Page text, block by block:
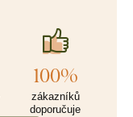
100%
zákazníků
doporučuje